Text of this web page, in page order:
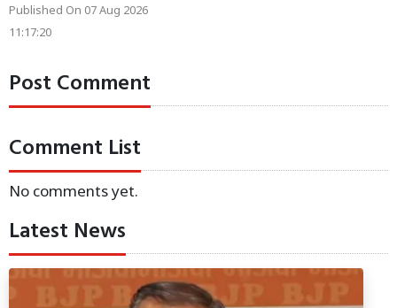
Published On 07 Aug 2026
11:17:20
Post Comment
Comment List
No comments yet.
Latest News